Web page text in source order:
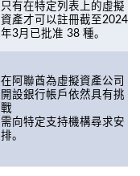
只有在特定列表上的虛擬
資產才可以註冊截至2024
年3月已批准 38 種。
在阿聯酋為虛擬資產公司
開設銀行帳戶依然具有挑
戰
需向特定支持機構尋求安
排。